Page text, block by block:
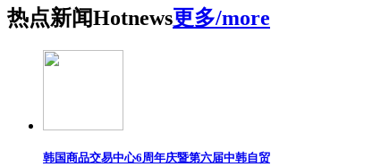
热点新闻Hotnews更多/more
韩国商品交易中心6周年庆暨第六届中韩自贸